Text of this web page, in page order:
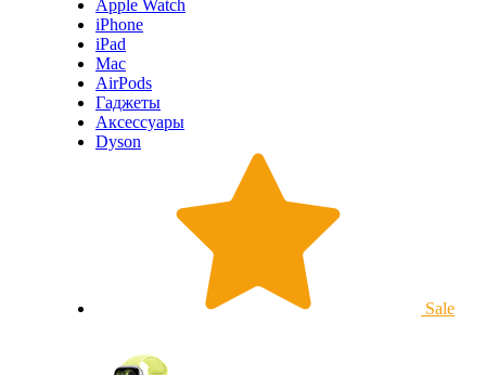
Apple Watch
iPhone
iPad
Mac
AirPods
Гаджеты
Аксессуары
Dyson
Sale